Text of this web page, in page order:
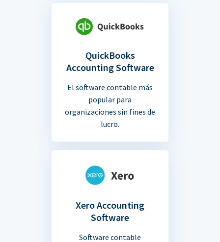
QuickBooks
Accounting Software
El software contable más
popular para
organizaciones sin fines de
lucro.
Xero Accounting
Software
Software contable